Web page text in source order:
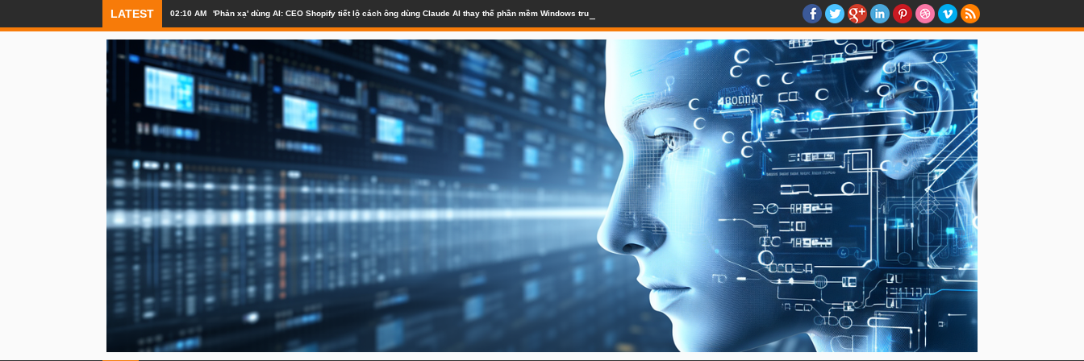
LATEST 02:10 AM 'Phản xạ' dùng AI: CEO Shopify tiết lộ cách ông dùng Claude AI thay thế phần mềm Windows truyền thống